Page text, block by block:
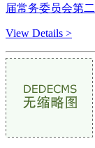
届常务委员会第
View Details >